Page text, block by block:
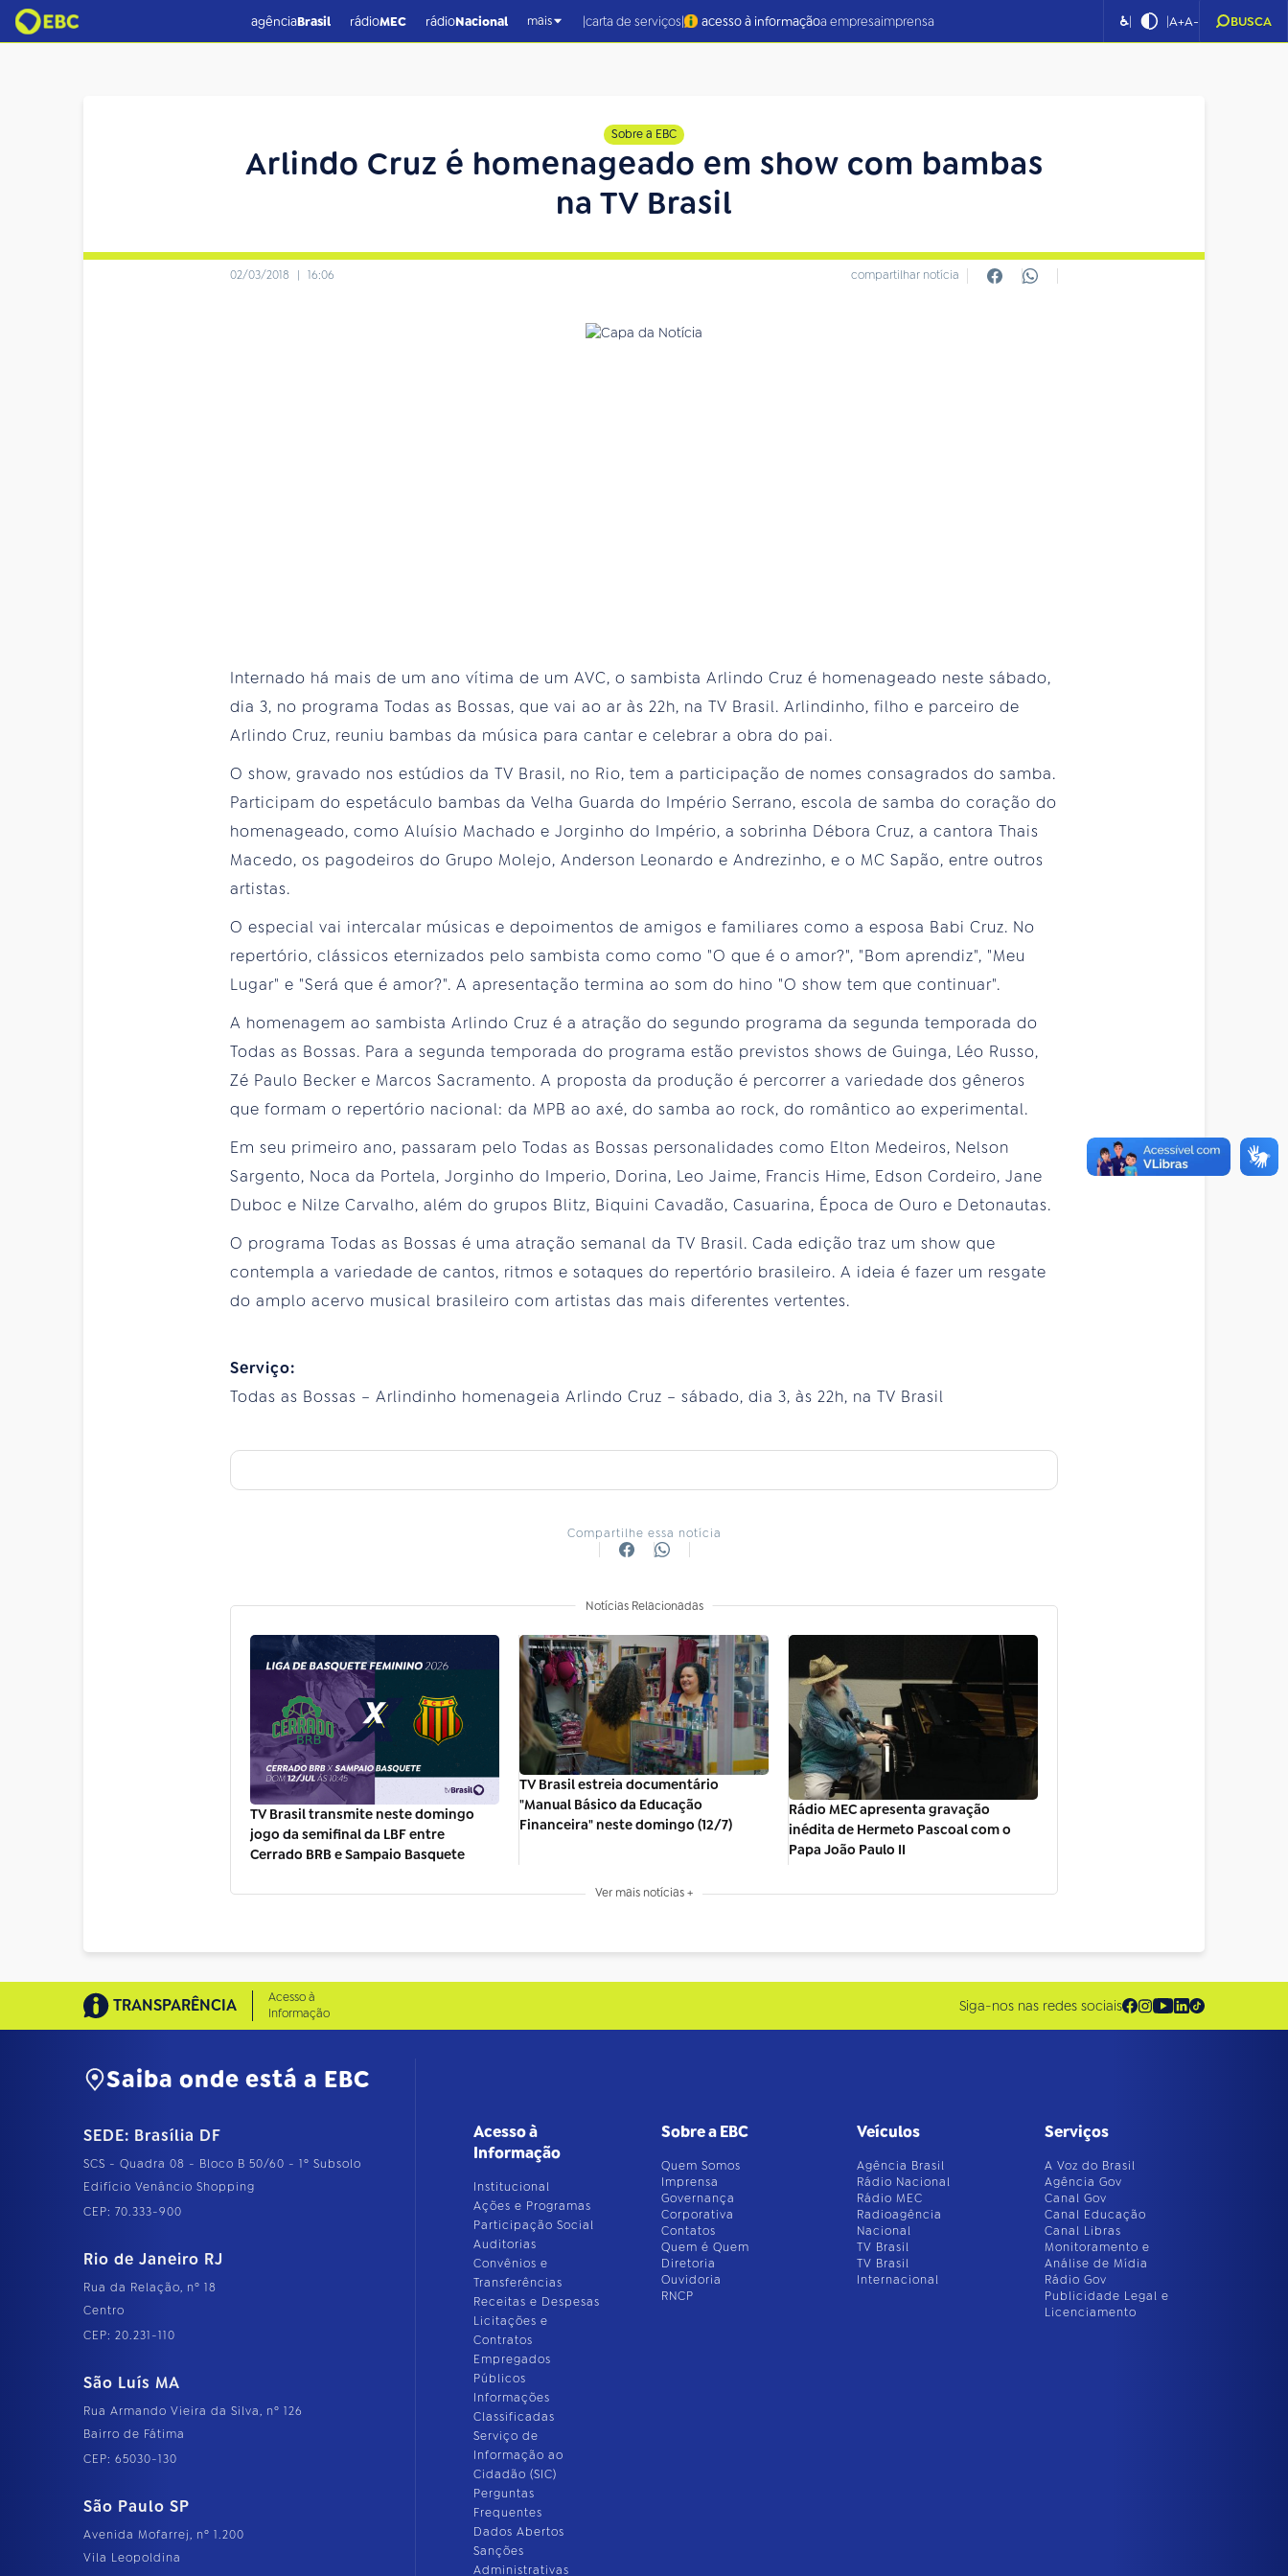
agênciaBrasil rádioMEC rádioNacional mais |carta de serviços| acesso à informaçãoa empresaimprensa ♿| |A+A- BUSCA
Sobre a EBC
Arlindo Cruz é homenageado em show com bambas
na TV Brasil
02/03/2018 | 16:06 compartilhar notícia
Internado há mais de um ano vítima de um AVC, o sambista Arlindo Cruz é homenageado neste sábado,
dia 3, no programa Todas as Bossas, que vai ao ar às 22h, na TV Brasil. Arlindinho, filho e parceiro de
Arlindo Cruz, reuniu bambas da música para cantar e celebrar a obra do pai.
O show, gravado nos estúdios da TV Brasil, no Rio, tem a participação de nomes consagrados do samba.
Participam do espetáculo bambas da Velha Guarda do Império Serrano, escola de samba do coração do
homenageado, como Aluísio Machado e Jorginho do Império, a sobrinha Débora Cruz, a cantora Thais
Macedo, os pagodeiros do Grupo Molejo, Anderson Leonardo e Andrezinho, e o MC Sapão, entre outros
artistas.
O especial vai intercalar músicas e depoimentos de amigos e familiares como a esposa Babi Cruz. No
repertório, clássicos eternizados pelo sambista como como "O que é o amor?", "Bom aprendiz", "Meu
Lugar" e "Será que é amor?". A apresentação termina ao som do hino "O show tem que continuar".
A homenagem ao sambista Arlindo Cruz é a atração do segundo programa da segunda temporada do
Todas as Bossas. Para a segunda temporada do programa estão previstos shows de Guinga, Léo Russo,
Zé Paulo Becker e Marcos Sacramento. A proposta da produção é percorrer a variedade dos gêneros
que formam o repertório nacional: da MPB ao axé, do samba ao rock, do romântico ao experimental.
Em seu primeiro ano, passaram pelo Todas as Bossas personalidades como Elton Medeiros, Nelson
Sargento, Noca da Portela, Jorginho do Imperio, Dorina, Leo Jaime, Francis Hime, Edson Cordeiro, Jane
Duboc e Nilze Carvalho, além do grupos Blitz, Biquini Cavadão, Casuarina, Época de Ouro e Detonautas.
O programa Todas as Bossas é uma atração semanal da TV Brasil. Cada edição traz um show que
contempla a variedade de cantos, ritmos e sotaques do repertório brasileiro. A ideia é fazer um resgate
do amplo acervo musical brasileiro com artistas das mais diferentes vertentes.
Serviço:
Todas as Bossas – Arlindinho homenageia Arlindo Cruz – sábado, dia 3, às 22h, na TV Brasil
Compartilhe essa notícia
Notícias Relacionadas
TV Brasil transmite neste domingo
jogo da semifinal da LBF entre
Cerrado BRB e Sampaio Basquete
TV Brasil estreia documentário
"Manual Básico da Educação
Financeira" neste domingo (12/7)
Rádio MEC apresenta gravação
inédita de Hermeto Pascoal com o
Papa João Paulo II
Ver mais notícias +
TRANSPARÊNCIA
Acesso à
Informação
Siga-nos nas redes sociais
Saiba onde está a EBC
SEDE: Brasília DF
SCS - Quadra 08 - Bloco B 50/60 - 1º Subsolo
Edifício Venâncio Shopping
CEP: 70.333-900
Rio de Janeiro RJ
Rua da Relação, nº 18
Centro
CEP: 20.231-110
São Luís MA
Rua Armando Vieira da Silva, nº 126
Bairro de Fátima
CEP: 65030-130
São Paulo SP
Avenida Mofarrej, nº 1.200
Vila Leopoldina
Acesso à
Informação
Institucional
Ações e Programas
Participação Social
Auditorias
Convênios e
Transferências
Receitas e Despesas
Licitações e
Contratos
Empregados
Públicos
Informações
Classificadas
Serviço de
Informação ao
Cidadão (SIC)
Perguntas
Frequentes
Dados Abertos
Sanções
Administrativas
Sobre a EBC
Quem Somos
Imprensa
Governança
Corporativa
Contatos
Quem é Quem
Diretoria
Ouvidoria
RNCP
Veículos
Agência Brasil
Rádio Nacional
Rádio MEC
Radioagência
Nacional
TV Brasil
TV Brasil
Internacional
Serviços
A Voz do Brasil
Agência Gov
Canal Gov
Canal Educação
Canal Libras
Monitoramento e
Análise de Mídia
Rádio Gov
Publicidade Legal e
Licenciamento